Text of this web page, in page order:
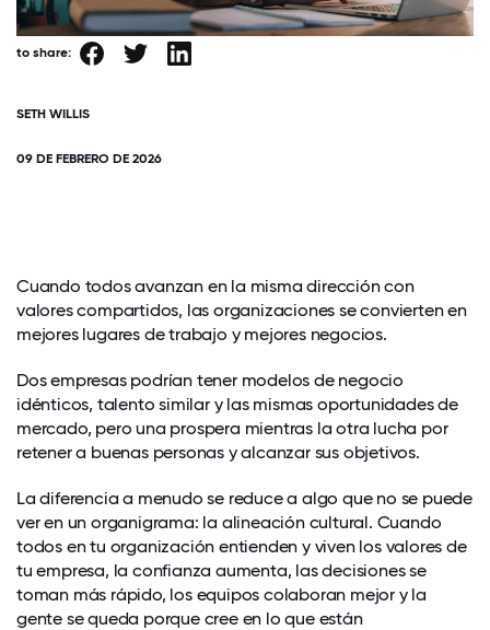
to share:
SETH WILLIS
09 DE FEBRERO DE 2026
Cuando todos avanzan en la misma dirección con
valores compartidos, las organizaciones se convierten en
mejores lugares de trabajo y mejores negocios.
Dos empresas podrían tener modelos de negocio
idénticos, talento similar y las mismas oportunidades de
mercado, pero una prospera mientras la otra lucha por
retener a buenas personas y alcanzar sus objetivos.
La diferencia a menudo se reduce a algo que no se puede
ver en un organigrama: la alineación cultural. Cuando
todos en tu organización entienden y viven los valores de
tu empresa, la confianza aumenta, las decisiones se
toman más rápido, los equipos colaboran mejor y la
gente se queda porque cree en lo que están